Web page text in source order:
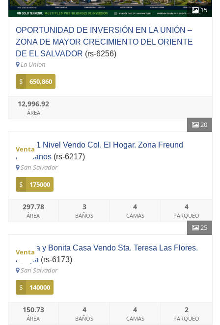
15
OPORTUNIDAD DE INVERSIÓN EN LA UNIÓN –
ZONA DE MAYOR CRECIMIENTO DEL ORIENTE
DE EL SALVADOR (rs-6256)
La Union
$
650,860
12,996.92
ÁREA
20
Venta
Casa 1 Nivel Vendo Col. El Hogar. Zona Freund
Mejicanos(rs-6217)
San Salvador
$
175000
297.78
ÁREA
3
BAÑOS
4
CAMAS
4
PARQUEO
25
Venta
Amplia y Bonita Casa Vendo Sta. Teresa Las Flores.
Apopa (rs-6173)
San Salvador
$
140000
150.73
ÁREA
4
BAÑOS
4
CAMAS
2
PARQUEO